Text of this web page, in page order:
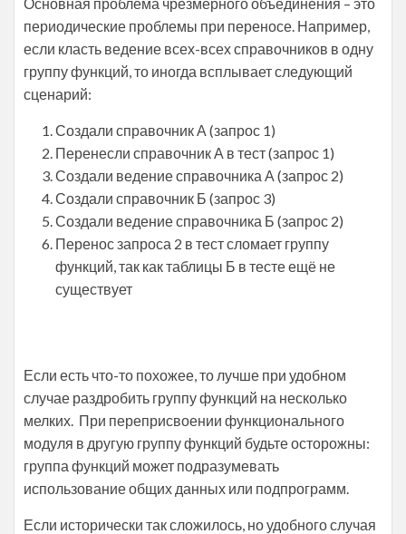
периодические проблемы при переносе. Например,
если класть ведение всех-всех справочников в одну
группу функций, то иногда всплывает следующий
сценарий:
Создали справочник А (запрос 1)
Перенесли справочник А в тест (запрос 1)
Создали ведение справочника А (запрос 2)
Создали справочник Б (запрос 3)
Создали ведение справочника Б (запрос 2)
Перенос запроса 2 в тест сломает группу
функций, так как таблицы Б в тесте ещё не
существует
Если есть что-то похожее, то лучше при удобном
случае раздробить группу функций на несколько
мелких. При переприсвоении функционального
модуля в другую группу функций будьте осторожны:
группа функций может подразумевать
использование общих данных или подпрограмм.
Если исторически так сложилось, но удобного случая